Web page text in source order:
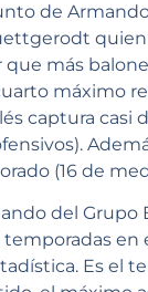
de
que más
máximo
captura casi
(16 de
del Grupo
en
Es el